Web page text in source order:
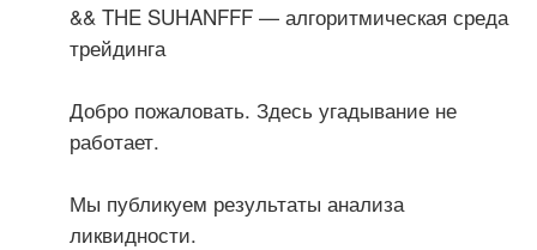
&& THE SUHANFFF — алгоритмическая среда
трейдинга
Добро пожаловать. Здесь угадывание не
работает.
Мы публикуем результаты анализа
ликвидности.